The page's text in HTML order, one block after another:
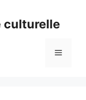
culturelle
Menu